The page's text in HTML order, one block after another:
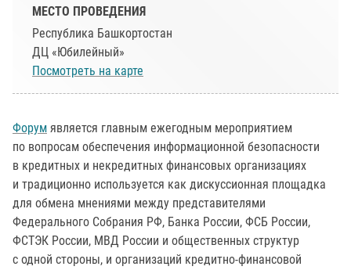
МЕСТО ПРОВЕДЕНИЯ
Республика Башкортостан
ДЦ «Юбилейный»
Посмотреть на карте
Форум является главным ежегодным мероприятием
по вопросам обеспечения информационной безопасности
в кредитных и некредитных финансовых организациях
и традиционно используется как дискуссионная площадка
для обмена мнениями между представителями
Федерального Собрания РФ, Банка России, ФСБ России,
ФСТЭК России, МВД России и общественных структур
с одной стороны, и организаций кредитно-финансовой